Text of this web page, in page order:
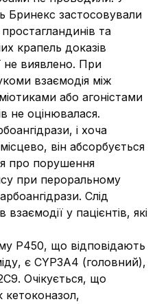
Бринекс застосовували
та
крапель доказів
не виявлено. При
взаємодія між
або агоністами
не оцінювалася.
і хоча
він абсорбується
про порушення
при пероральному
Слід
у пацієнтів, які
Р450, що відповідають
є CYP3A4 (головний),
Очікується, що
кетоконазол,